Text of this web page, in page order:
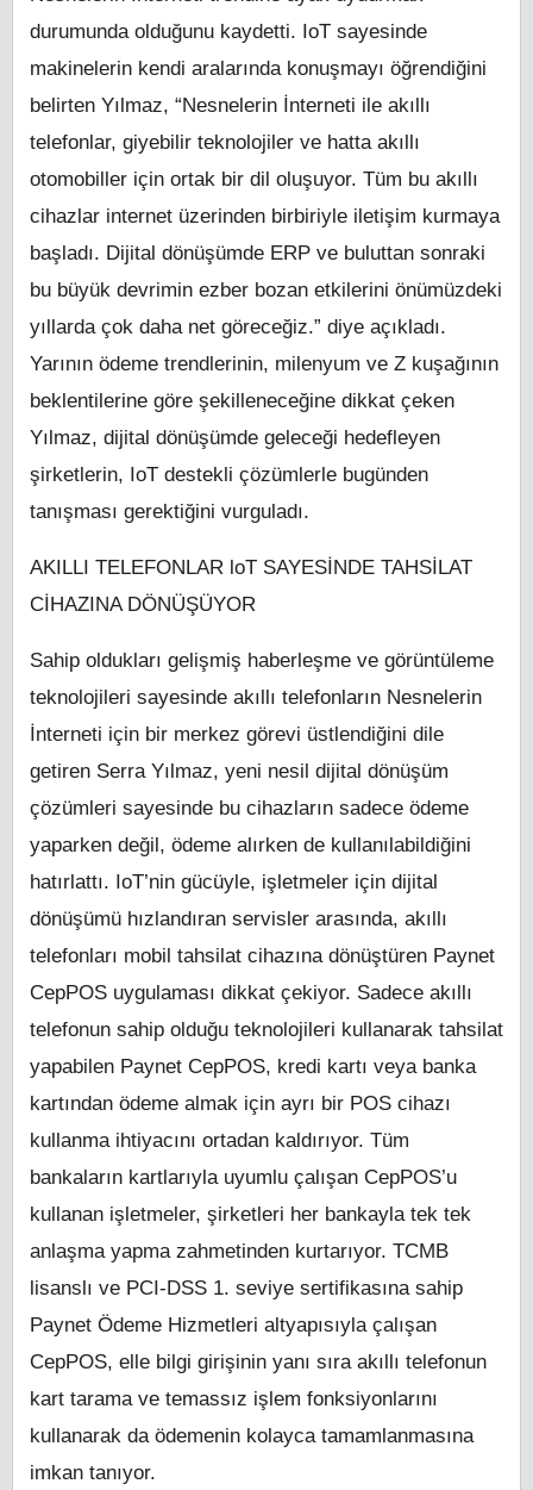
durumunda olduğunu kaydetti. IoT sayesinde
makinelerin kendi aralarında konuşmayı öğrendiğini
belirten Yılmaz, “Nesnelerin İnterneti ile akıllı
telefonlar, giyebilir teknolojiler ve hatta akıllı
otomobiller için ortak bir dil oluşuyor. Tüm bu akıllı
cihazlar internet üzerinden birbiriyle iletişim kurmaya
başladı. Dijital dönüşümde ERP ve buluttan sonraki
bu büyük devrimin ezber bozan etkilerini önümüzdeki
yıllarda çok daha net göreceğiz.” diye açıkladı.
Yarının ödeme trendlerinin, milenyum ve Z kuşağının
beklentilerine göre şekilleneceğine dikkat çeken
Yılmaz, dijital dönüşümde geleceği hedefleyen
şirketlerin, IoT destekli çözümlerle bugünden
tanışması gerektiğini vurguladı.
AKILLI TELEFONLAR loT SAYESİNDE TAHSİLAT
CİHAZINA DÖNÜŞÜYOR
Sahip oldukları gelişmiş haberleşme ve görüntüleme
teknolojileri sayesinde akıllı telefonların Nesnelerin
İnterneti için bir merkez görevi üstlendiğini dile
getiren Serra Yılmaz, yeni nesil dijital dönüşüm
çözümleri sayesinde bu cihazların sadece ödeme
yaparken değil, ödeme alırken de kullanılabildiğini
hatırlattı. IoT’nin gücüyle, işletmeler için dijital
dönüşümü hızlandıran servisler arasında, akıllı
telefonları mobil tahsilat cihazına dönüştüren Paynet
CepPOS uygulaması dikkat çekiyor. Sadece akıllı
telefonun sahip olduğu teknolojileri kullanarak tahsilat
yapabilen Paynet CepPOS, kredi kartı veya banka
kartından ödeme almak için ayrı bir POS cihazı
kullanma ihtiyacını ortadan kaldırıyor. Tüm
bankaların kartlarıyla uyumlu çalışan CepPOS’u
kullanan işletmeler, şirketleri her bankayla tek tek
anlaşma yapma zahmetinden kurtarıyor. TCMB
lisanslı ve PCI-DSS 1. seviye sertifikasına sahip
Paynet Ödeme Hizmetleri altyapısıyla çalışan
CepPOS, elle bilgi girişinin yanı sıra akıllı telefonun
kart tarama ve temassız işlem fonksiyonlarını
kullanarak da ödemenin kolayca tamamlanmasına
imkan tanıyor.